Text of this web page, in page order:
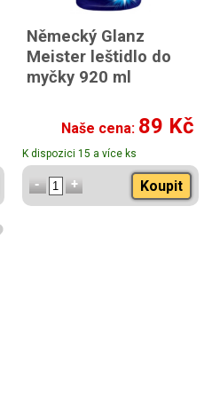
Německý Glanz
Meister leštidlo do
myčky 920 ml
Naše cena: 89 Kč
K dispozici 15 a více ks
Koupit